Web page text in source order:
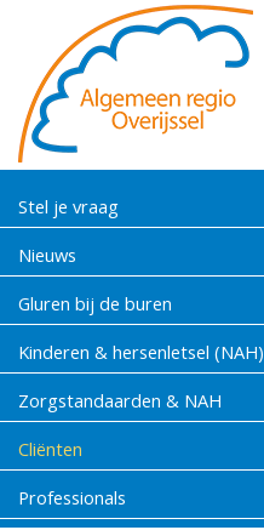
Stel je vraag
Nieuws
Gluren bij de buren
Kinderen & hersenletsel (NAH)
Zorgstandaarden & NAH
Cliënten
Professionals